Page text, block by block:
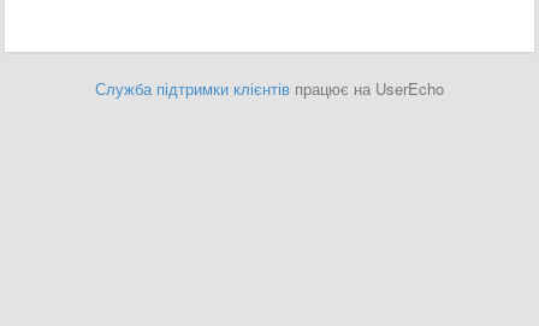
Служба підтримки клієнтів працює на UserEcho